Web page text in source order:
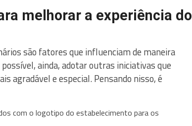
melhorar a experiência do
são fatores que influenciam de maneira
possível, ainda, adotar outras iniciativas que
agradável e especial. Pensando nisso, é
com o logotipo do estabelecimento para os